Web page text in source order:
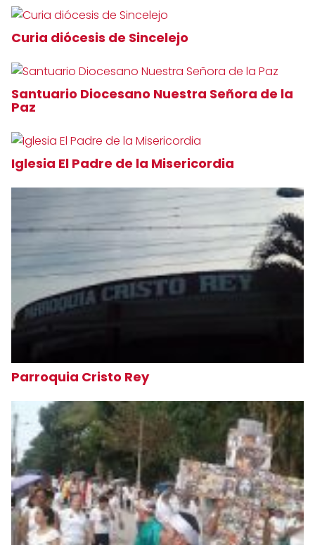
Curia diócesis de Sincelejo
Santuario Diocesano Nuestra Señora de la
Paz
Iglesia El Padre de la Misericordia
Parroquia Cristo Rey